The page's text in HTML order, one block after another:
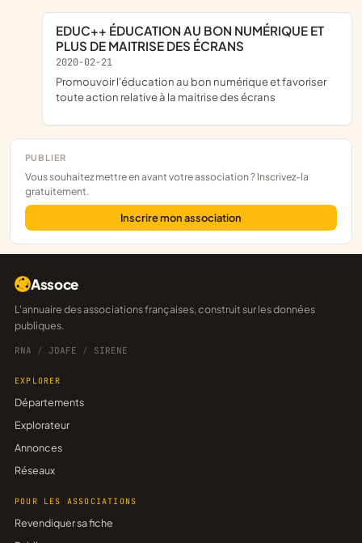
PUBLIER
Vous souhaitez mettre en avant votre association ? Inscrivez-la
gratuitement.
Inscrire mon association
EDUC++ ÉDUCATION AU BON NUMÉRIQUE ET
PLUS DE MAITRISE DES ÉCRANS
2020-02-21
promouvoir l'éducation au bon numérique et favoriser
toute action relative à la maitrise des écrans
Assoce
L'annuaire des associations françaises, construit sur les données
publiques.
RNA / JOAFE / SIRENE
EXPLORER
Départements
Explorateur
Annonces
Réseaux
POUR LES ASSOCIATIONS
Revendiquer sa fiche